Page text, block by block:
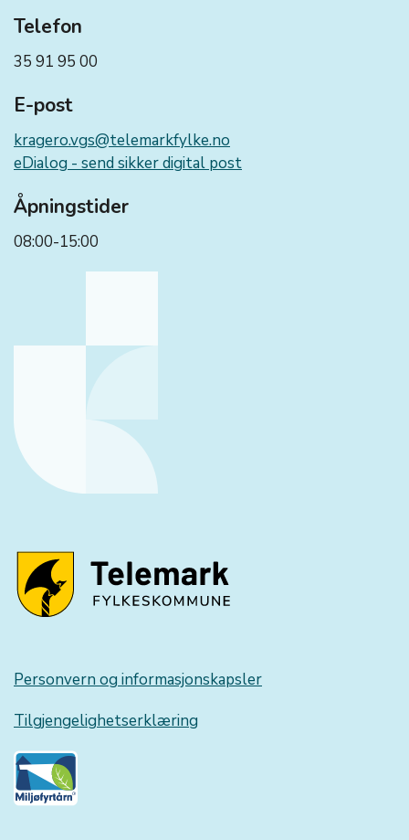
Telefon
35 91 95 00
E-post
kragero.vgs@telemarkfylke.no
eDialog - send sikker digital post
Åpningstider
08:00-15:00
Personvern og informasjonskapsler
Tilgjengelighetserklæring